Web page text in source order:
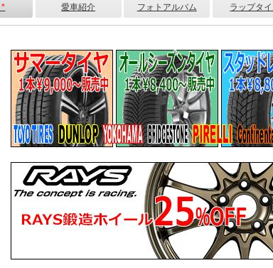
* 愛車紹介 フォトアルバム ラップタ